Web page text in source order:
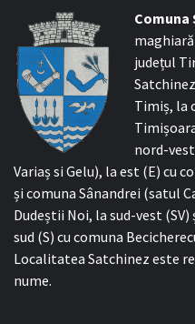
Comuna
județul
Timiș, la
nord-
Variaș si Gelu), la est (E) cu
și comuna Sânandrei (satul
Dudeștii Noi, la sud-vest
sud (S) cu comuna
Localitatea Satchinez este
nume.